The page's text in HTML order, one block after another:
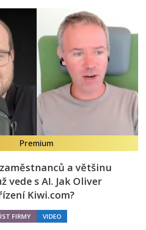
Premium
a většinu
vede s AI. Jak Oliver
Kiwi.com?
FIRMY VIDEO